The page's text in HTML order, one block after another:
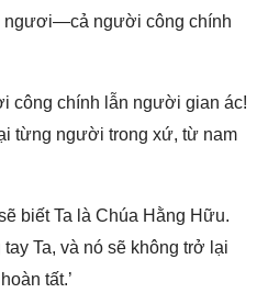
ngươi—cả người công chính
công chính lẫn người gian ác!
từng người trong xứ, từ nam
biết Ta là Chúa Hằng Hữu.
Ta, và nó sẽ không trở lại
tất.’